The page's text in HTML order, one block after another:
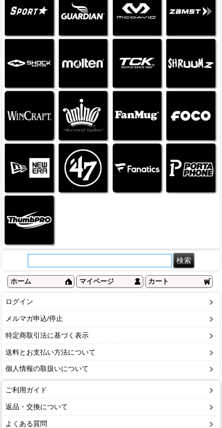
ホーム マイページ カート
ログイン
メルマガ申込/停止
特定商取引法に基づく表示
送料とお支払い方法について
個人情報の取扱いについて
ご利用ガイド
返品・交換について
よくある質問